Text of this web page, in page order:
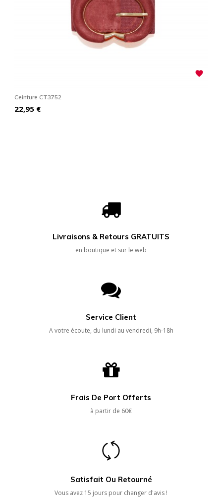

Ceinture CT3752
Prix
22,95 €
Livraisons & Retours GRATUITS
en boutique et sur le web
Service Client
A votre écoute, du lundi au vendredi, 9h-18h
Frais De Port Offerts
à partir de 60€
Satisfait Ou Retourné
Vous avez 15 jours pour changer d'avis !